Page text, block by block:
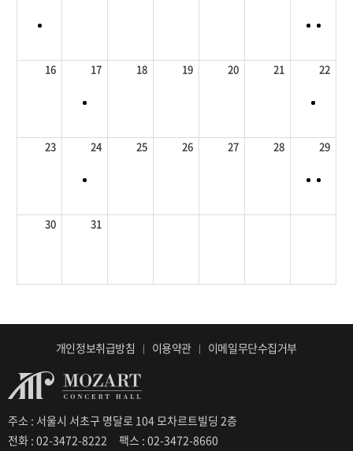
16 17 18 19 20 21 22
23 24 25 26 27 28 29
30 31
개인정보취급방침 이용약관 이메일무단수집거부
주소 : 서울시 서초구 명달로 104 모차르트빌딩 2층
전화 : 02-3472-8222
팩스 : 02-3472-8660